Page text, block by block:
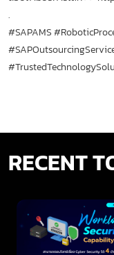
.
#SAPAMS
RECENT